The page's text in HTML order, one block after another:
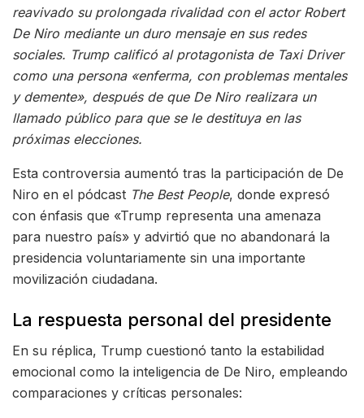
reavivado su prolongada rivalidad con el actor Robert
De Niro mediante un duro mensaje en sus redes
sociales. Trump calificó al protagonista de Taxi Driver
como una persona «enferma, con problemas mentales
y demente», después de que De Niro realizara un
llamado público para que se le destituya en las
próximas elecciones.
Esta controversia aumentó tras la participación de De
Niro en el pódcast The Best People, donde expresó
con énfasis que «Trump representa una amenaza
para nuestro país» y advirtió que no abandonará la
presidencia voluntariamente sin una importante
movilización ciudadana.
La respuesta personal del presidente
En su réplica, Trump cuestionó tanto la estabilidad
emocional como la inteligencia de De Niro, empleando
comparaciones y críticas personales: